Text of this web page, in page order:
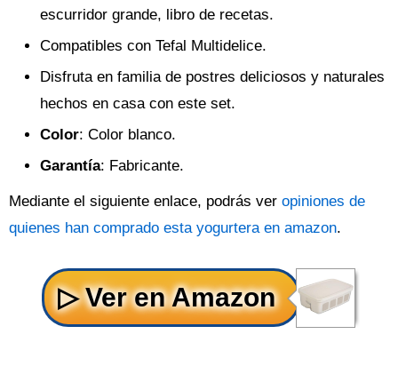
escurridor grande, libro de recetas.
Compatibles con Tefal Multidelice.
Disfruta en familia de postres deliciosos y naturales
hechos en casa con este set.
Color: Color blanco.
Garantía: Fabricante.
Mediante el siguiente enlace, podrás ver opiniones de
quienes han comprado esta yogurtera en amazon.